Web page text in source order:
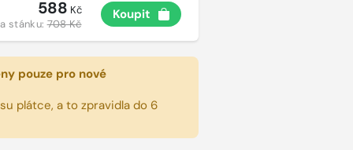
588 Kč
stánku:708 Kč
Koupit
pouze pro nové
plátce, a to zpravidla do 6